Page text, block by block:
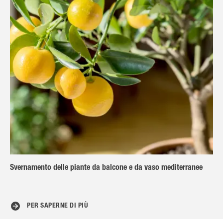
Svernamento delle piante da balcone e da vaso mediterranee
PER SAPERNE DI PIÙ